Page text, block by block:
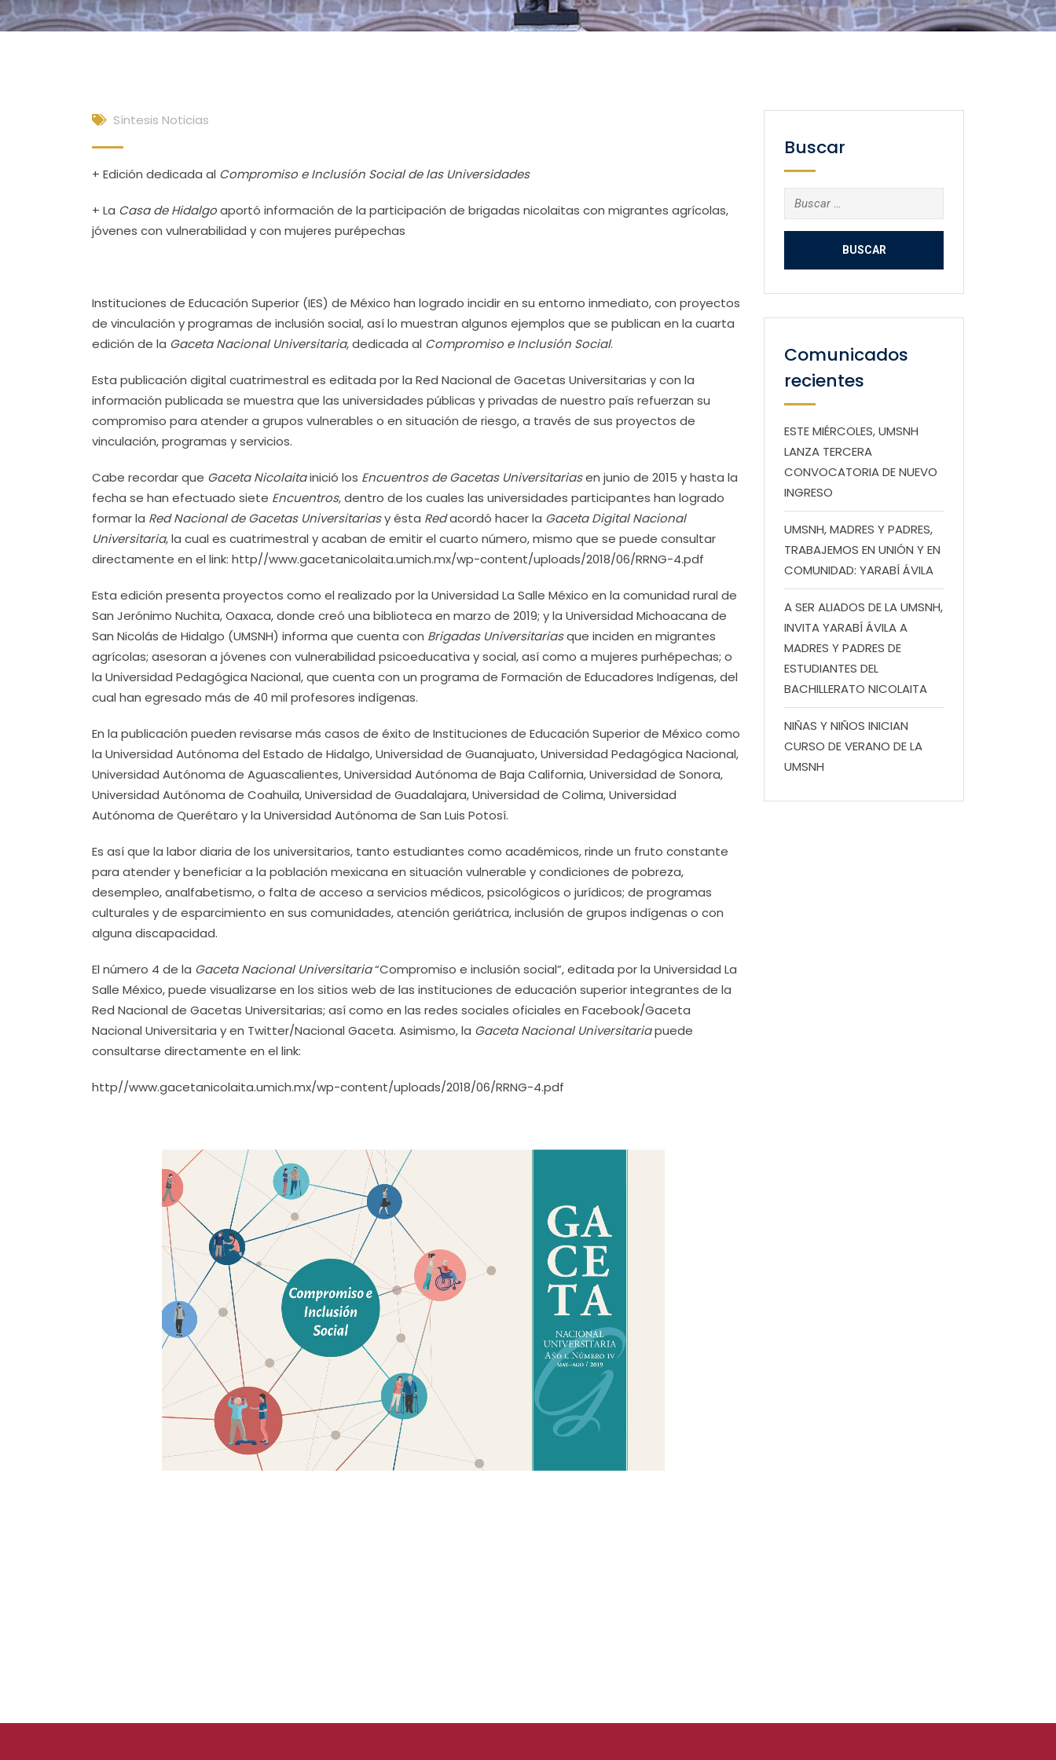
Síntesis Noticias
+ Edición dedicada al Compromiso e Inclusión Social de las Universidades
+ La Casa de Hidalgoaportó información de la participación de brigadas nicolaitas con migrantes agrícolas,
jóvenes con vulnerabilidad y con mujeres purépechas
Instituciones de Educación Superior (IES) de México han logrado incidir en su entorno inmediato, con proyectos
de vinculación y programas de inclusión social, así lo muestran algunos ejemplos que se publican en la cuarta
edición de la Gaceta Nacional Universitaria, dedicada al Compromiso e Inclusión Social.
Esta publicación digital cuatrimestral es editada por la Red Nacional de Gacetas Universitarias y con la
información publicada se muestra que las universidades públicas y privadas de nuestro país refuerzan su
compromiso para atender a grupos vulnerables o en situación de riesgo, a través de sus proyectos de
vinculación, programas y servicios.
Cabe recordar que Gaceta Nicolaitainició los Encuentros de Gacetas Universitariasen junio de 2015 y hasta la
fecha se han efectuado siete Encuentros, dentro de los cuales las universidades participantes han logrado
formar la Red Nacional de Gacetas Universitariasy ésta Redacordó hacer la Gaceta Digital Nacional
Universitaria, la cual es cuatrimestral y acaban de emitir el cuarto número, mismo que se puede consultar
directamente en el link: http//www.gacetanicolaita.umich.mx/wp-content/uploads/2018/06/RRNG-4.pdf
Esta edición presenta proyectos como el realizado por la Universidad La Salle México en la comunidad rural de
San Jerónimo Nuchita, Oaxaca, donde creó una biblioteca en marzo de 2019; y la Universidad Michoacana de
San Nicolás de Hidalgo (UMSNH) informa que cuenta con Brigadas Universitariasque inciden en migrantes
agrícolas; asesoran a jóvenes con vulnerabilidad psicoeducativa y social, así como a mujeres purhépechas; o
la Universidad Pedagógica Nacional, que cuenta con un programa de Formación de Educadores Indígenas, del
cual han egresado más de 40 mil profesores indígenas.
En la publicación pueden revisarse más casos de éxito de Instituciones de Educación Superior de México como
la Universidad Autónoma del Estado de Hidalgo, Universidad de Guanajuato, Universidad Pedagógica Nacional,
Universidad Autónoma de Aguascalientes, Universidad Autónoma de Baja California, Universidad de Sonora,
Universidad Autónoma de Coahuila, Universidad de Guadalajara, Universidad de Colima, Universidad
Autónoma de Querétaro y la Universidad Autónoma de San Luis Potosí.
Es así que la labor diaria de los universitarios, tanto estudiantes como académicos, rinde un fruto constante
para atender y beneficiar a la población mexicana en situación vulnerable y condiciones de pobreza,
desempleo, analfabetismo, o falta de acceso a servicios médicos, psicológicos o jurídicos; de programas
culturales y de esparcimiento en sus comunidades, atención geriátrica, inclusión de grupos indígenas o con
alguna discapacidad.
El número 4 de la Gaceta Nacional Universitaria“Compromiso e inclusión social”, editada por la Universidad La
Salle México, puede visualizarse en los sitios web de las instituciones de educación superior integrantes de la
Red Nacional de Gacetas Universitarias; así como en las redes sociales oficiales en Facebook/Gaceta
Nacional Universitaria y en Twitter/Nacional Gaceta. Asimismo, la Gaceta Nacional Universitariapuede
consultarse directamente en el link:
http//www.gacetanicolaita.umich.mx/wp-content/uploads/2018/06/RRNG-4.pdf
Buscar
Buscar:
Comunicados
recientes
ESTE MIÉRCOLES, UMSNH
LANZA TERCERA
CONVOCATORIA DE NUEVO
INGRESO
UMSNH, MADRES Y PADRES,
TRABAJEMOS EN UNIÓN Y EN
COMUNIDAD: YARABÍ ÁVILA
A SER ALIADOS DE LA UMSNH,
INVITA YARABÍ ÁVILA A
MADRES Y PADRES DE
ESTUDIANTES DEL
BACHILLERATO NICOLAITA
NIÑAS Y NIÑOS INICIAN
CURSO DE VERANO DE LA
UMSNH